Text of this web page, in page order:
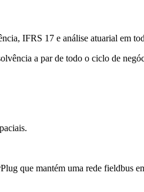
IFRS 17 e análise atuarial em
a par de todo o ciclo de
que mantém uma rede fieldbus